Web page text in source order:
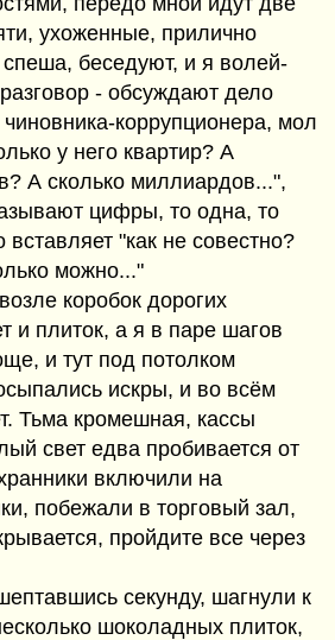
ухоженные, прилично
беседуют, и я волей-
- обсуждают дело
коррупционера, мол
у него квартир? А
А сколько миллиардов...",
цифры, то одна, то
"как не совестно?
можно..."
коробок дорогих
и плиток, а я в паре шагов
и тут под потолком
искры, и во всём
Тьма кромешная, кассы
свет едва пробивается от
включили на
побежали в торговый зал,
пройдите все через
секунду, шагнули к
шоколадных плиток,